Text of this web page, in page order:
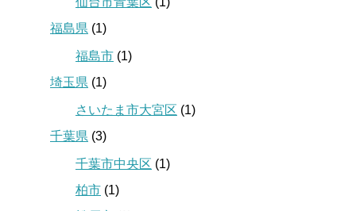
福島県 (1)
福島市 (1)
埼玉県 (1)
さいたま市大宮区 (1)
千葉県 (3)
千葉市中央区 (1)
柏市 (1)